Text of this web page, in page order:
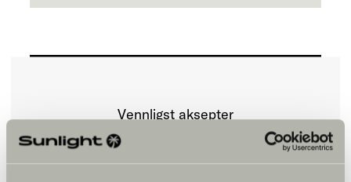
Vennligst aksepter
markedsføringscookies for å se